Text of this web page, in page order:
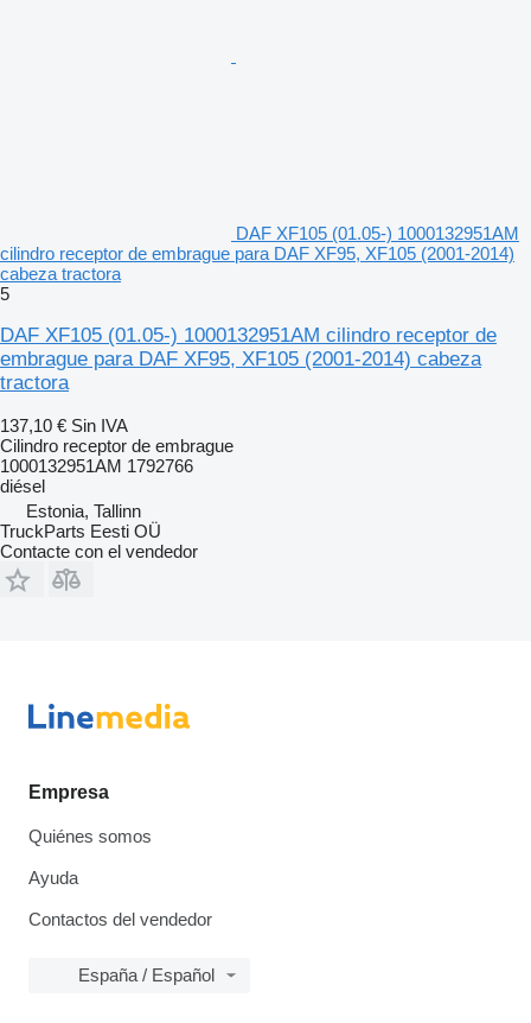
DAF XF105 (01.05-) 1000132951AM
cilindro receptor de embrague para DAF XF95, XF105 (2001-2014)
cabeza tractora
5
DAF XF105 (01.05-) 1000132951AM cilindro receptor de
embrague para DAF XF95, XF105 (2001-2014) cabeza
tractora
137,10 € Sin IVA
Cilindro receptor de embrague
1000132951AM 1792766
diésel
Estonia, Tallinn
TruckParts Eesti OÜ
Contacte con el vendedor
Empresa
Quiénes somos
Ayuda
Contactos del vendedor
España / Español